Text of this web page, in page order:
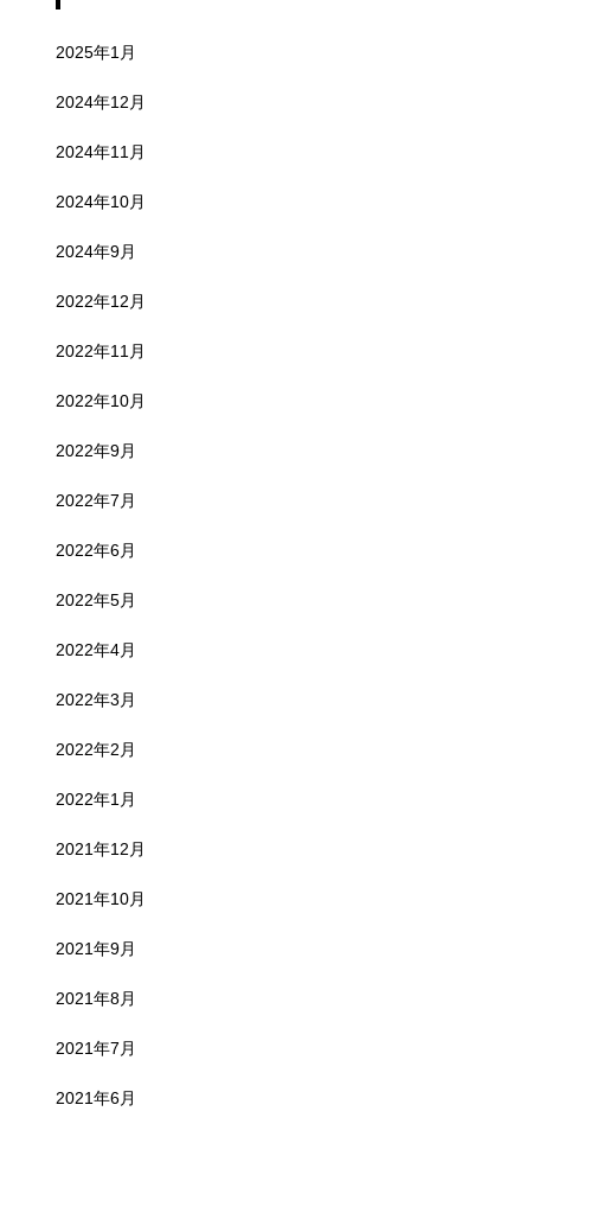
2025年1月
2024年12月
2024年11月
2024年10月
2024年9月
2022年12月
2022年11月
2022年10月
2022年9月
2022年7月
2022年6月
2022年5月
2022年4月
2022年3月
2022年2月
2022年1月
2021年12月
2021年10月
2021年9月
2021年8月
2021年7月
2021年6月